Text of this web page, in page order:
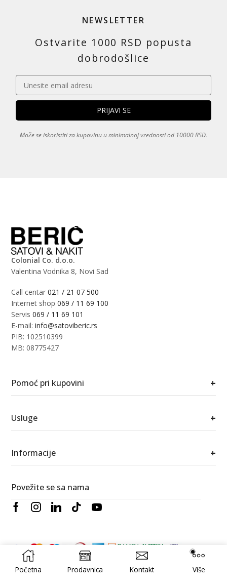
Početna Prodavnica Kontakt Više
NEWSLETTER
Ostvarite 1000 RSD popusta
dobrodošlice
Može se iskoristiti za kupovinu u minimalnoj vrednosti od 10000 RSD.
Colonial Co. d.o.o.
Valentina Vodnika 8, Novi Sad
Call centar021 / 21 07 500
Internet shop069 / 11 69 100
Servis069 / 11 69 101
E-mail:info@satoviberic.rs
PIB: 102510399
MB: 08775427
Pomoć pri kupovini +
Usluge +
Informacije +
Povežite se sa nama